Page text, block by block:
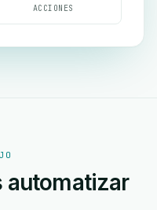
ACCIONES
automatizar